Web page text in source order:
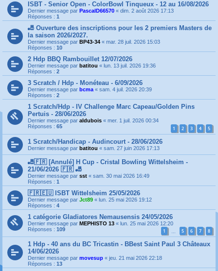
ISBT - Senior Open - ColorBowl Tinqueux - 12 au 16/08/2026
Dernier message par PascalD66570 « dim. 2 août 2026 17:13
Réponses : 1
🎳 Ouverture des inscriptions pour les 2 premiers Masters de
la saison 2026/2027.
Dernier message par BP43-34 « mar. 28 juil. 2026 15:03
Réponses : 10
2 Hdp BBQ Rambouillet 12/07/2026
Dernier message par batitou « lun. 13 juil. 2026 19:36
Réponses : 2
3 Scratch / Hdp - Monéteau - 6/09/2026
Dernier message par bcma « sam. 4 juil. 2026 20:39
Réponses : 2
1 Scratch/Hdp - IV Challenge Marc Capeau/Golden Pins
Pertuis - 28/06/2026
Dernier message par aldubois « mer. 1 juil. 2026 00:34
Réponses : 65 1 2 3 4 5
1 Scratch/Handicap - Audincourt - 28/06/2026
Dernier message par batitou « sam. 27 juin 2026 17:13
🎳🇫🇷 [Annulé] H Cup - Cristal Bowling Wittelsheim -
21/06/2026 🇫🇷 🎳
Dernier message par sst « sam. 30 mai 2026 16:49
Réponses : 1
🇫🇷🇪🇺 ISBT Wittelsheim 25/05/2026
Dernier message par Jct89 « lun. 25 mai 2026 19:12
Réponses : 4
1 catégorie Gladiatores Nemausensis 24/05/2026
Dernier message par MEPHISTO 13 « lun. 25 mai 2026 12:20
Réponses : 109 1 5 6 7 8
1 Hdp - 40 ans du BC Tricastin - BBest Saint Paul 3 Châteaux
14/06/2026
Dernier message par movesup « jeu. 21 mai 2026 22:18
Réponses : 13